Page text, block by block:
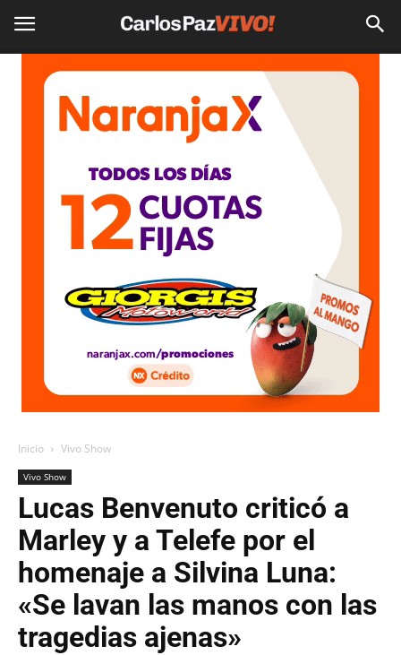
Inicio Vivo Show
Vivo Show
Lucas Benvenuto criticó a
Marley y a Telefe por el
homenaje a Silvina Luna:
«Se lavan las manos con las
tragedias ajenas»